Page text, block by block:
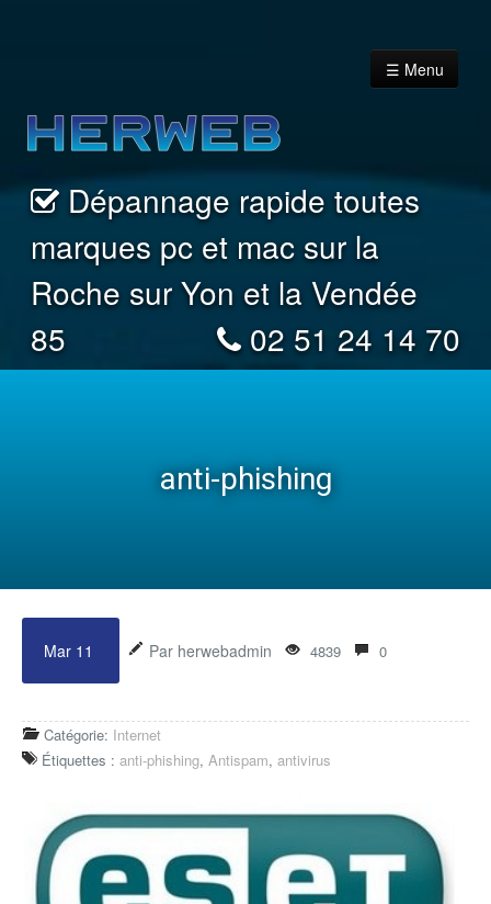
☰ Menu
Accueil
Vous êtes un Particulier
Vous êtes un professionnel
Dépannage rapide toutes
marques pc et mac sur la
Roche sur Yon et la Vendée
85
02 51 24 14 70
anti-phishing
Mar 11 Par herwebadmin 4839 0
Catégorie: Internet
Étiquettes : anti-phishing, Antispam, antivirus